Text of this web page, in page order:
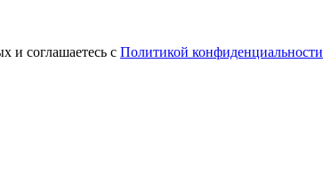
и соглашаетесь с Политикой конфиденциальности